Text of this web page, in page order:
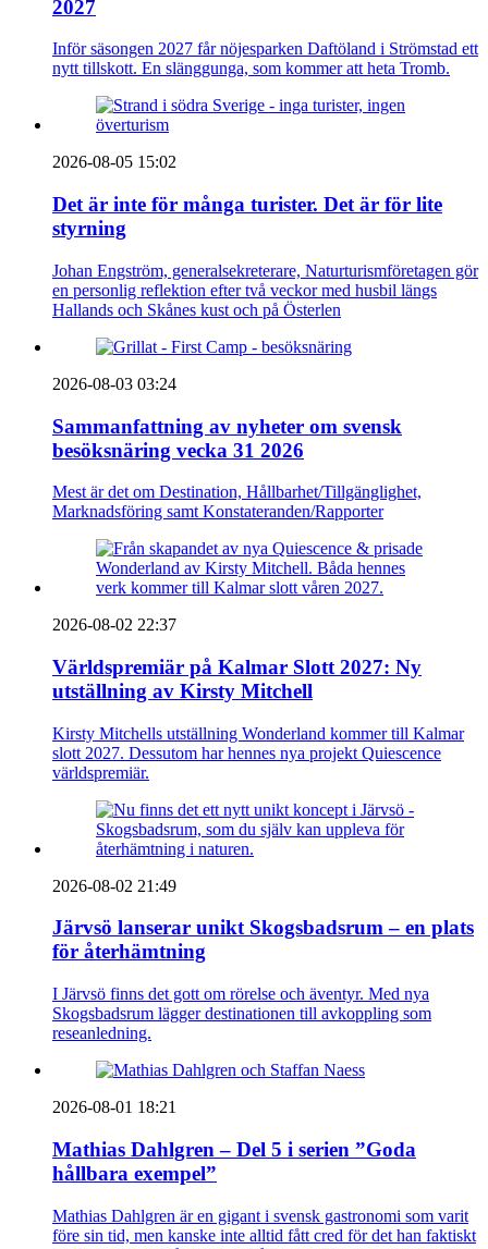
2027
Inför säsongen 2027 får nöjesparken Daftöland i Strömstad ett
nytt tillskott. En slänggunga, som kommer att heta Tromb.
2026-08-05 15:02
Det är inte för många turister. Det är för lite
styrning
Johan Engström, generalsekreterare, Naturturismföretagen gör
en personlig reflektion efter två veckor med husbil längs
Hallands och Skånes kust och på Österlen
2026-08-03 03:24
Sammanfattning av nyheter om svensk
besöksnäring vecka 31 2026
Mest är det om Destination, Hållbarhet/Tillgänglighet,
Marknadsföring samt Konstateranden/Rapporter
2026-08-02 22:37
Världspremiär på Kalmar Slott 2027: Ny
utställning av Kirsty Mitchell
Kirsty Mitchells utställning Wonderland kommer till Kalmar
slott 2027. Dessutom har hennes nya projekt Quiescence
världspremiär.
2026-08-02 21:49
Järvsö lanserar unikt Skogsbadsrum – en plats
för återhämtning
I Järvsö finns det gott om rörelse och äventyr. Med nya
Skogsbadsrum lägger destinationen till avkoppling som
reseanledning.
2026-08-01 18:21
Mathias Dahlgren – Del 5 i serien ”Goda
hållbara exempel”
Mathias Dahlgren är en gigant i svensk gastronomi som varit
före sin tid, men kanske inte alltid fått cred för det han faktiskt